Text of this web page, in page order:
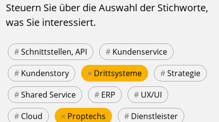
Steuern Sie über die Auswahl der Stichworte,
was Sie interessiert.
#Schnittstellen, API # Kundenservice
# Kundenstory × Drittsysteme #Strategie
#Shared Service # ERP # UX/UI
# Cloud × Proptechs # Dienstleister